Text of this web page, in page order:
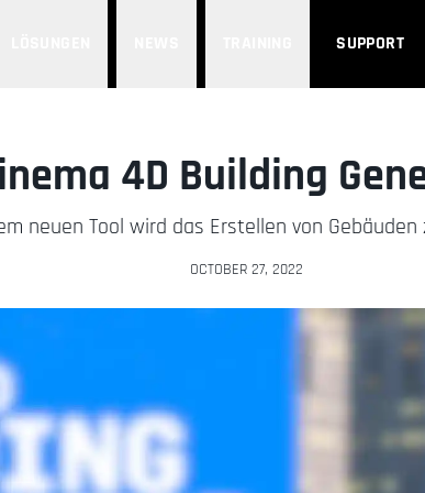
SUPPORT
4D Building
neuen Tool wird das Erstellen von Gebäuden
OCTOBER 27, 2022